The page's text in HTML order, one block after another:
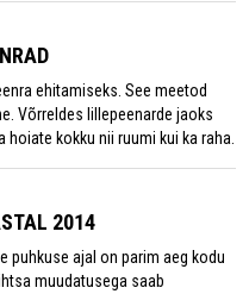
ehitamiseks. See meetod
Võrreldes lillepeenarde jaoks
kokku nii ruumi kui ka raha.
2014
puhkuse ajal on parim aeg kodu
muudatusega saab